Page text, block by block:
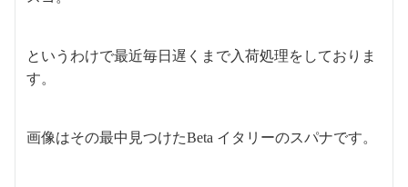
というわけで最近毎日遅くまで入荷処理をしておりま
す。
画像はその最中見つけたBeta イタリーのスパナです。